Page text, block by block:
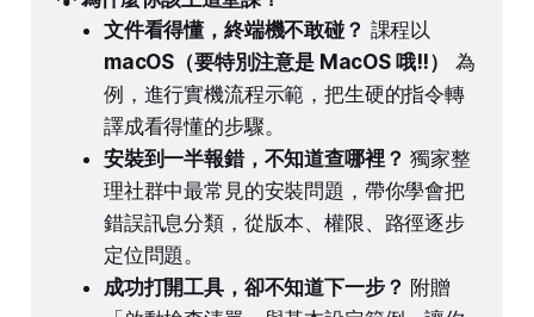
文件看得懂，終端機不敢碰？
macOS（要特別注意是 MacOS 哦!!）
為
例，進行實機流程示範，把生硬的指令轉
譯成看得懂的步驟。
安裝到一半報錯，不知道查哪裡？ 獨家整
理社群中最常見的安裝問題，帶你學會把
錯誤訊息分類，從版本、權限、路徑逐步
定位問題。
成功打開工具，卻不知道下一步？ 附贈